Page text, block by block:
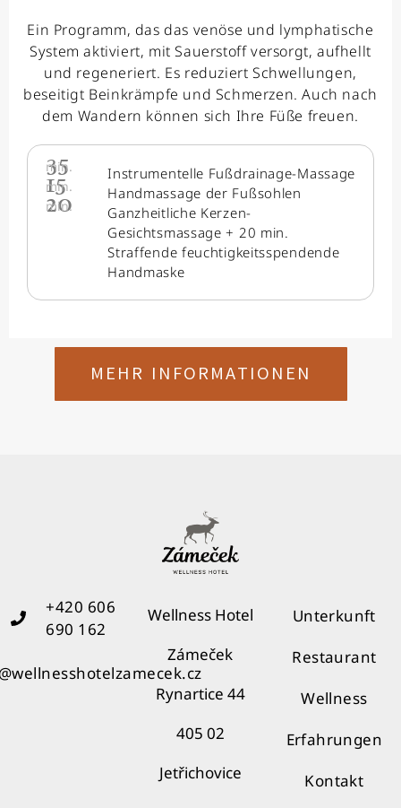
Ein Programm, das das venöse und lymphatische
System aktiviert, mit Sauerstoff versorgt, aufhellt
und regeneriert. Es reduziert Schwellungen,
beseitigt Beinkrämpfe und Schmerzen. Auch nach
dem Wandern können sich Ihre Füße freuen.
35
min. Instrumentelle Fußdrainage-Massage
15
min. Handmassage der Fußsohlen
20
min.
Ganzheitliche Kerzen-
Gesichtsmassage + 20 min.
Straffende feuchtigkeitsspendende
Handmaske
MEHR INFORMATIONEN
Wellness Hotel
Zámeček
Rynartice 44
405 02
Jetřichovice
Unterkunft
Restaurant
Wellness
Erfahrungen
Kontakt
+420 606
690 162